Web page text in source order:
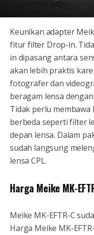
Keunikan adapter
fitur filter Drop-in.
in dipasang antara
akan lebih praktis
fotografer dan
beragam lensa
Tidak perlu
berbeda seperti filter
depan lensa. Dalam
sudah langsung
lensa CPL.
Harga Meike MK-
Meike MK-EFTR-C
Harga Meike MK-